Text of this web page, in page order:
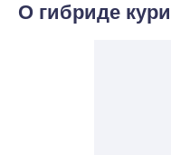
О гибриде